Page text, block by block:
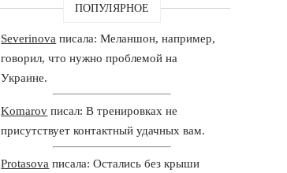
ПОПУЛЯРНОЕ
Severinova писала: Меланшон, например,
говорил, что нужно проблемой на
Украине.
Komarov писал: В тренировках не
присутствует контактный удачных вам.
Protasova писала: Остались без крыши